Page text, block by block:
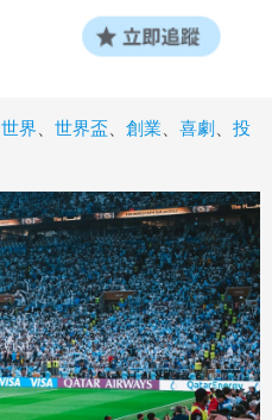
世界 世界盃 創業 喜劇
投